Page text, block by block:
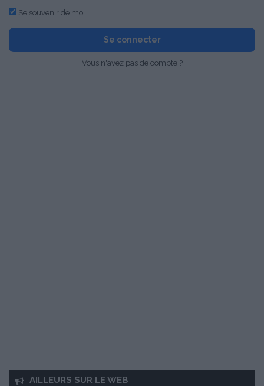
Se souvenir de moi
Se connecter
Vous n'avez pas de compte ?
AILLEURS SUR LE WEB